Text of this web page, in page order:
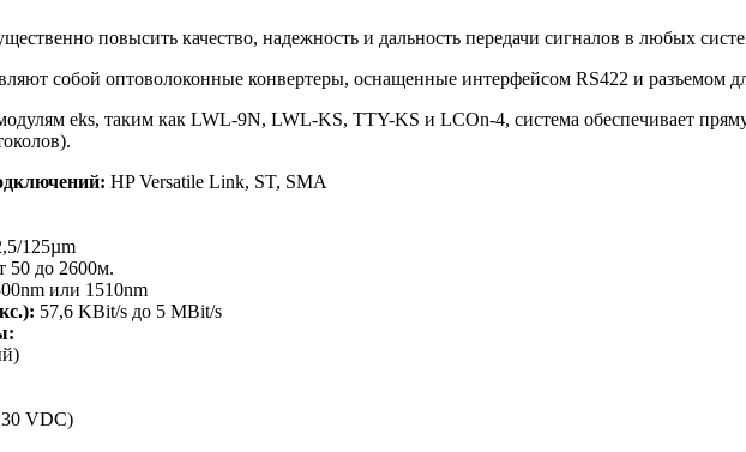
повысить качество, надежность и дальность передачи сигналов в любых
собой оптоволоконные конвертеры, оснащенные интерфейсом RS422 и разъемом
eks, таким как LWL-9N, LWL-KS, TTY-KS и LCOn-4, система обеспечивает
HP Versatile Link, ST, SMA
125µm
50 до 2600м.
или 1510nm
57,6 KBit/s до 5 MBit/s
VDC)